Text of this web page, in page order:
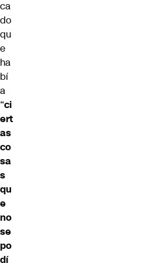
ca
do
qu
e
ha
bí
a
“ci
ert
as
co
sa
s
qu
e
no
se
po
dí